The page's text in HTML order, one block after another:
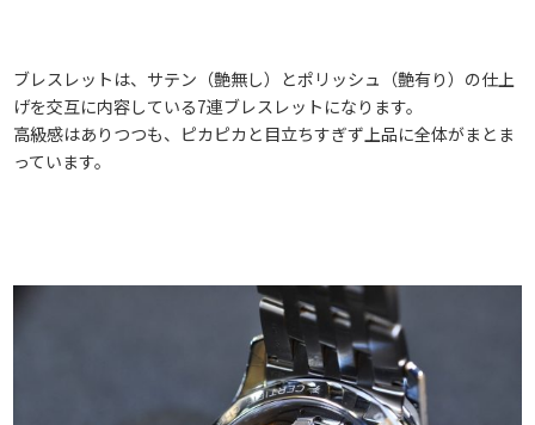
ブレスレットは、サテン（艶無し）とポリッシュ（艶有り）の仕上
げを交互に内容している7連ブレスレットになります。
高級感はありつつも、ピカピカと目立ちすぎず上品に全体がまとま
っています。